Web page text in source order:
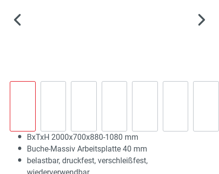
BxTxH 2000x700x880-1080 mm
Buche-Massiv Arbeitsplatte 40 mm
belastbar, druckfest, verschleißfest,
wiederverwendbar